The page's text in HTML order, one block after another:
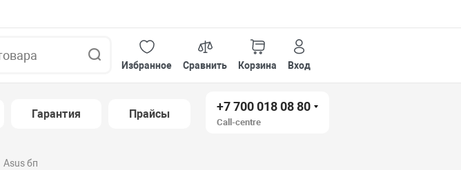
Избранное
Сравнить Корзина Вход
Гарантия Прайсы
+7 700 018 08 80
Call-centre
Asus бп